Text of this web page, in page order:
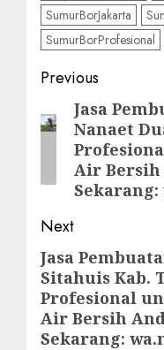
SumurBorJakarta
SumurBorProfesional
Post
navigation
Previous
Previous
post:
Jasa
Nanaet
Air Bersih
Sekarang:
Next
Next
post:
Jasa
Sitahuis Kab.
Profesional
Air Bersih
Sekarang: